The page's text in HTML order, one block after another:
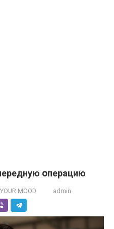
օперацию
MOOD admin